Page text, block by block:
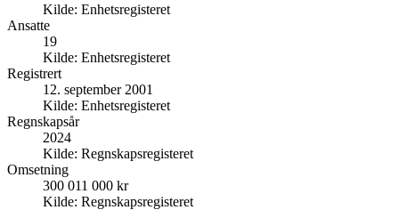
Kilde: Enhetsregisteret
Ansatte
19
Kilde: Enhetsregisteret
Registrert
12. september 2001
Kilde: Enhetsregisteret
Regnskapsår
2024
Kilde: Regnskapsregisteret
Omsetning
300 011 000 kr
Kilde: Regnskapsregisteret